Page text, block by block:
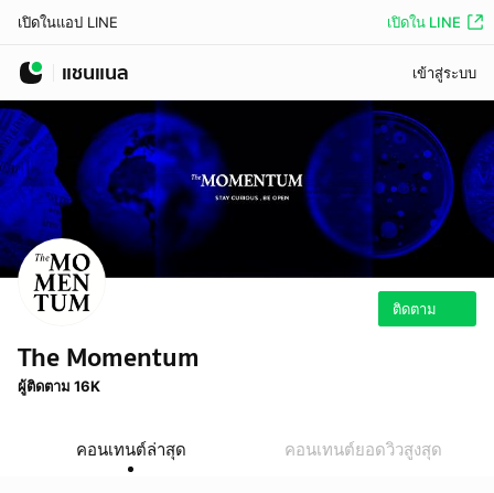
เปิดในแอป LINE เปิดใน LINE
แชนแนล เข้าสู่ระบบ
ติดตาม
The Momentum
ผู้ติดตาม 16K
คอนเทนต์ล่าสุด คอนเทนต์ยอดวิวสูงสุด